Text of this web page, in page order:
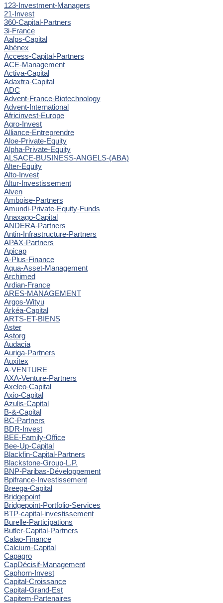
123-Investment-Managers
21-Invest
360-Capital-Partners
3i-France
Aalps-Capital
Abénex
Access-Capital-Partners
ACE-Management
Activa-Capital
Adaxtra-Capital
ADC
Advent-France-Biotechnology
Advent-International
Africinvest-Europe
Agro-Invest
Alliance-Entreprendre
Aloe-Private-Equity
Alpha-Private-Equity
ALSACE-BUSINESS-ANGELS-(ABA)
Alter-Equity
Alto-Invest
Altur-Investissement
Alven
Amboise-Partners
Amundi-Private-Equity-Funds
Anaxago-Capital
ANDERA-Partners
Antin-Infrastructure-Partners
APAX-Partners
Apicap
A-Plus-Finance
Aqua-Asset-Management
Archimed
Ardian-France
ARES-MANAGEMENT
Argos-Wityu
Arkéa-Capital
ARTS-ET-BIENS
Aster
Astorg
Audacia
Auriga-Partners
Auxitex
A-VENTURE
AXA-Venture-Partners
Axeleo-Capital
Axio-Capital
Azulis-Capital
B-&-Capital
BC-Partners
BDR-Invest
BEE-Family-Office
Bee-Up-Capital
Blackfin-Capital-Partners
Blackstone-Group-L.P.
BNP-Paribas-Développement
Bpifrance-Investissement
Breega-Capital
Bridgepoint
Bridgepoint-Portfolio-Services
BTP-capital-investissement
Burelle-Participations
Butler-Capital-Partners
Calao-Finance
Calcium-Capital
Capagro
CapDécisif-Management
Caphorn-Invest
Capital-Croissance
Capital-Grand-Est
Capitem-Partenaires